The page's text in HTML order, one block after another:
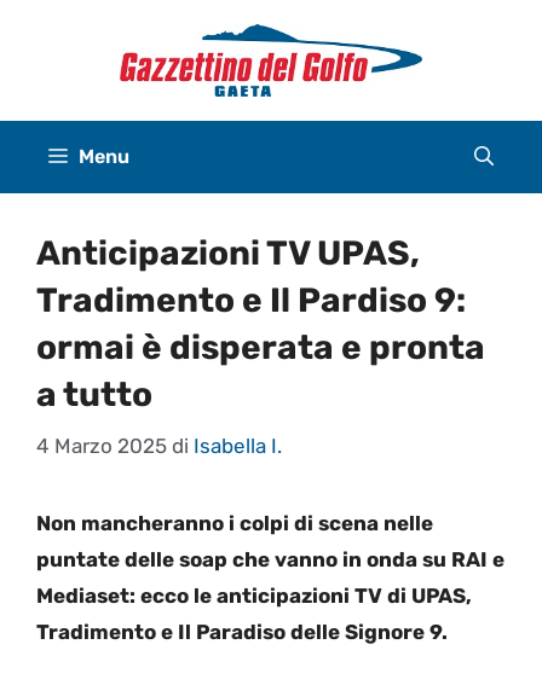
Menu
Anticipazioni TV UPAS,
Tradimento e Il Pardiso 9:
ormai è disperata e pronta
a tutto
4 Marzo 2025 di Isabella I.
Non mancheranno i colpi di scena nelle
puntate delle soap che vanno in onda su RAI e
Mediaset: ecco le anticipazioni TV di UPAS,
Tradimento e Il Paradiso delle Signore 9.